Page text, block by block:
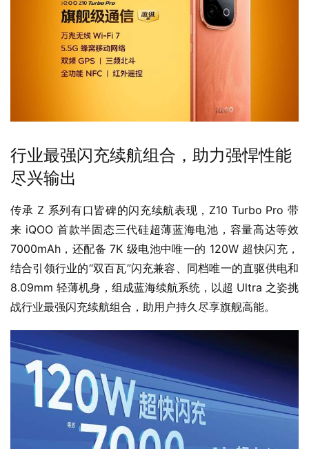
行业最强闪充续航组合，助力强悍性能
尽兴输出
传承 Z 系列有口皆碑的闪充续航表现，Z10 Turbo Pro 带
来 iQOO 首款半固态三代硅超薄蓝海电池，容量高达等效
7000mAh，还配备 7K 级电池中唯一的 120W 超快闪充，
结合引领行业的“双百瓦”闪充兼容、同档唯一的直驱供电和
8.09mm 轻薄机身，组成蓝海续航系统，以超 Ultra 之姿挑
战行业最强闪充续航组合，助用户持久尽享旗舰高能。